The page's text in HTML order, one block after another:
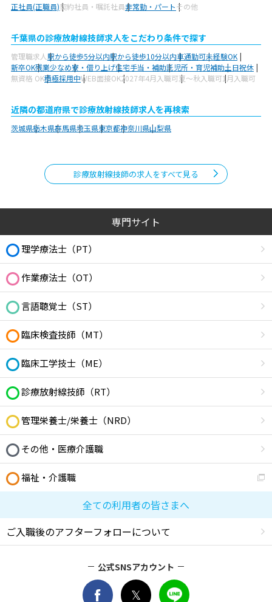
正社員(正職員)契約社員・嘱託社員非常勤・パートその他
千葉県の診療放射線技師求人をこだわり条件で探す
管理職求人駅から徒歩5分以内駅から徒歩10分以内車通勤可未経験OK
新卒OK残業少なめ寮・借り上げ住宅手当・補助託児所・育児補助土日祝休
無資格 OK積極採用中WEB面接OK2027年4月入職可夏～秋入職可1月入職可
近隣の都道府県で診療放射線技師求人を再検索
茨城県栃木県群馬県埼玉県東京都神奈川県山梨県
診療放射線技師の求人をすべて見る
専門サイト
理学療法士（PT）
作業療法士（OT）
言語聴覚士（ST）
臨床検査技師（MT）
臨床工学技士（ME）
診療放射線技師（RT）
管理栄養士/栄養士（NRD）
その他・医療介護職
福祉・介護職
全ての利用者の皆さまへ
ご入職後のアフターフォローについて
公式SNSアカウント